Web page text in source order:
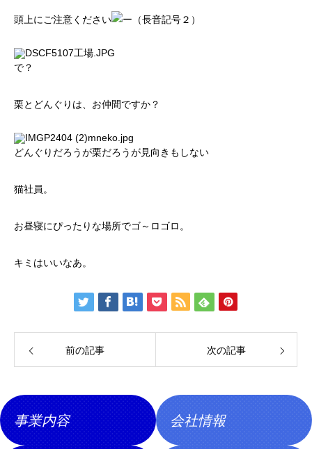
頭上にご注意ください
で？
栗とどんぐりは、お仲間ですか？
どんぐりだろうが栗だろうが見向きもしない
猫社員。
お昼寝にぴったりな場所でゴ～ロゴロ。
キミはいいなあ。
前の記事 次の記事
事業内容 会社情報